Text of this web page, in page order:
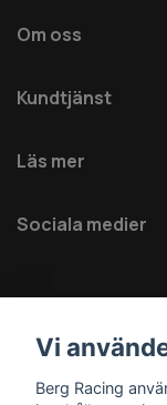
Om oss
Kundtjänst
Läs mer
Sociala medier
Vi
Berg Racing